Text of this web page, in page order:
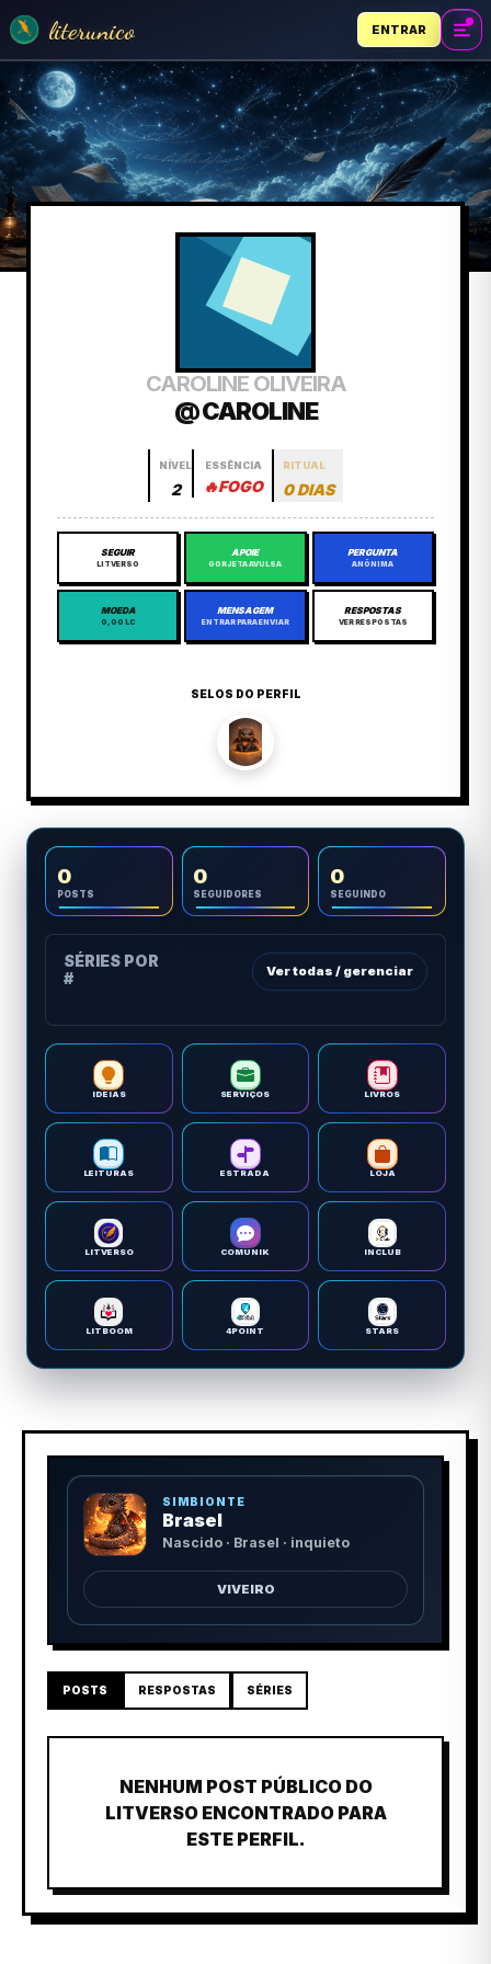
literunico ENTRAR
CAROLINE OLIVEIRA
@ CAROLINE
NÍVEL
2
ESSÊNCIA
🔥FOGO
RITUAL
0 DIAS
SEGUIR
LITVERSO
APOIE
GORJETA AVULSA
PERGUNTA
ANÔNIMA
MOEDA
0,00 LC
MENSAGEM
ENTRAR PARA ENVIAR
RESPOSTAS
VER RESPOSTAS
SELOS DO PERFIL
0
POSTS
0
SEGUIDORES
0
SEGUINDO
SÉRIES POR
#
Ver todas / gerenciar
IDEIAS SERVIÇOS LIVROS
LEITURAS ESTRADA LOJA
LITVERSO COMUNIK INCLUB
LITBOOM 4POINT STARS
SIMBIONTE
Brasel
Nascido · Brasel · inquieto
VIVEIRO
POSTS RESPOSTAS SÉRIES
NENHUM POST PÚBLICO DO
LITVERSO ENCONTRADO PARA
ESTE PERFIL.